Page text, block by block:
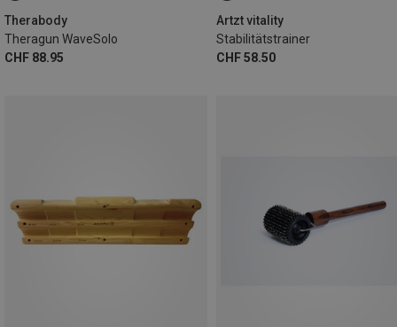
Therabody
Theragun WaveSolo
CHF 88.95
Artzt vitality
Stabilitätstrainer
CHF 58.50